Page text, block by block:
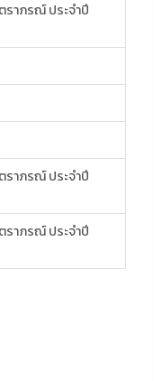
าภรณ์ ประจำปี
าภรณ์ ประจำปี
าภรณ์ ประจำปี